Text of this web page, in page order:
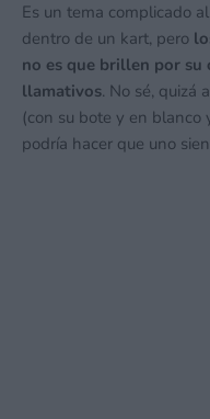
Es un tema complicado
dentro de un kart, pero
no es que brillen por su
llamativos. No sé, quizá
(con su bote y en blanco
podría hacer que uno